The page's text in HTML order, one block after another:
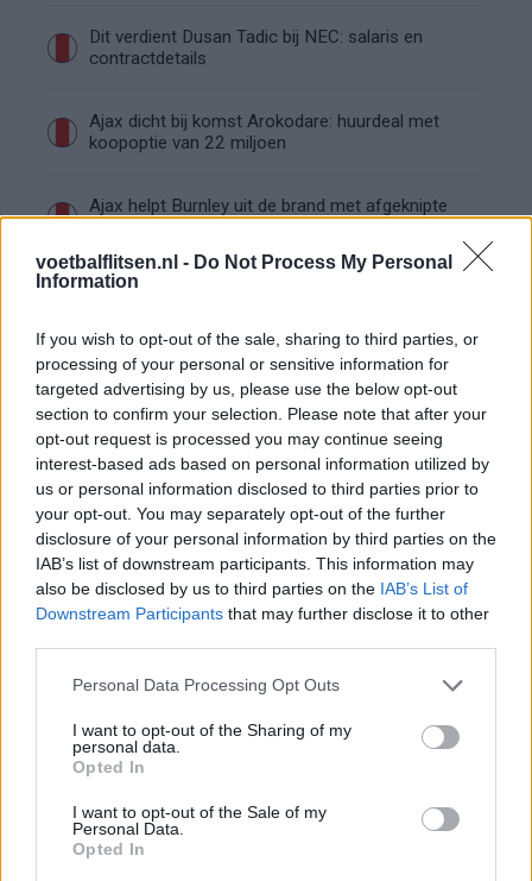
voetbalflitsen.nl - Do Not Process My Personal
Information
If you wish to opt-out of the sale, sharing to third parties, or
processing of your personal or sensitive information for
targeted advertising by us, please use the below opt-out
section to confirm your selection. Please note that after your
opt-out request is processed you may continue seeing
interest-based ads based on personal information utilized by
us or personal information disclosed to third parties prior to
your opt-out. You may separately opt-out of the further
disclosure of your personal information by third parties on the
IAB’s list of downstream participants. This information may
also be disclosed by us to third parties on the IAB’s List of
Downstream Participants that may further disclose it to other
Personal Data Processing Opt Outs
I want to opt-out of the Sharing of my
personal data.
Opted In
I want to opt-out of the Sale of my
Personal Data.
Opted In
Dit verdient Dusan Tadic bij NEC: salaris en
contractdetails
Ajax dicht bij komst Arokodare: huurdeal met
koopoptie van 22 miljoen
Ajax helpt Burnley uit de brand met afgeknipte
Hakim Ziyech verhuurt opnieuw luxe
Marcos Leonardo laat eerste indruk achter bij
Ajax: 'Hier gaan fans van genieten'
Resterend oefenprogramma Ajax: waar zijn de
duels te zien
Ajax groeit onder Míchel, maar transfermarkt
blijft cruciaal
Ajax-talent Mohamed Abdalla schrijft Europese
geschiedenis
de basis bij FC Barcelona
Ouazane met Lionel Messi